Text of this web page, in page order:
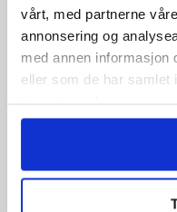
vårt, med partnerne
annonsering og
med annen informasjon
eller som de har samlet